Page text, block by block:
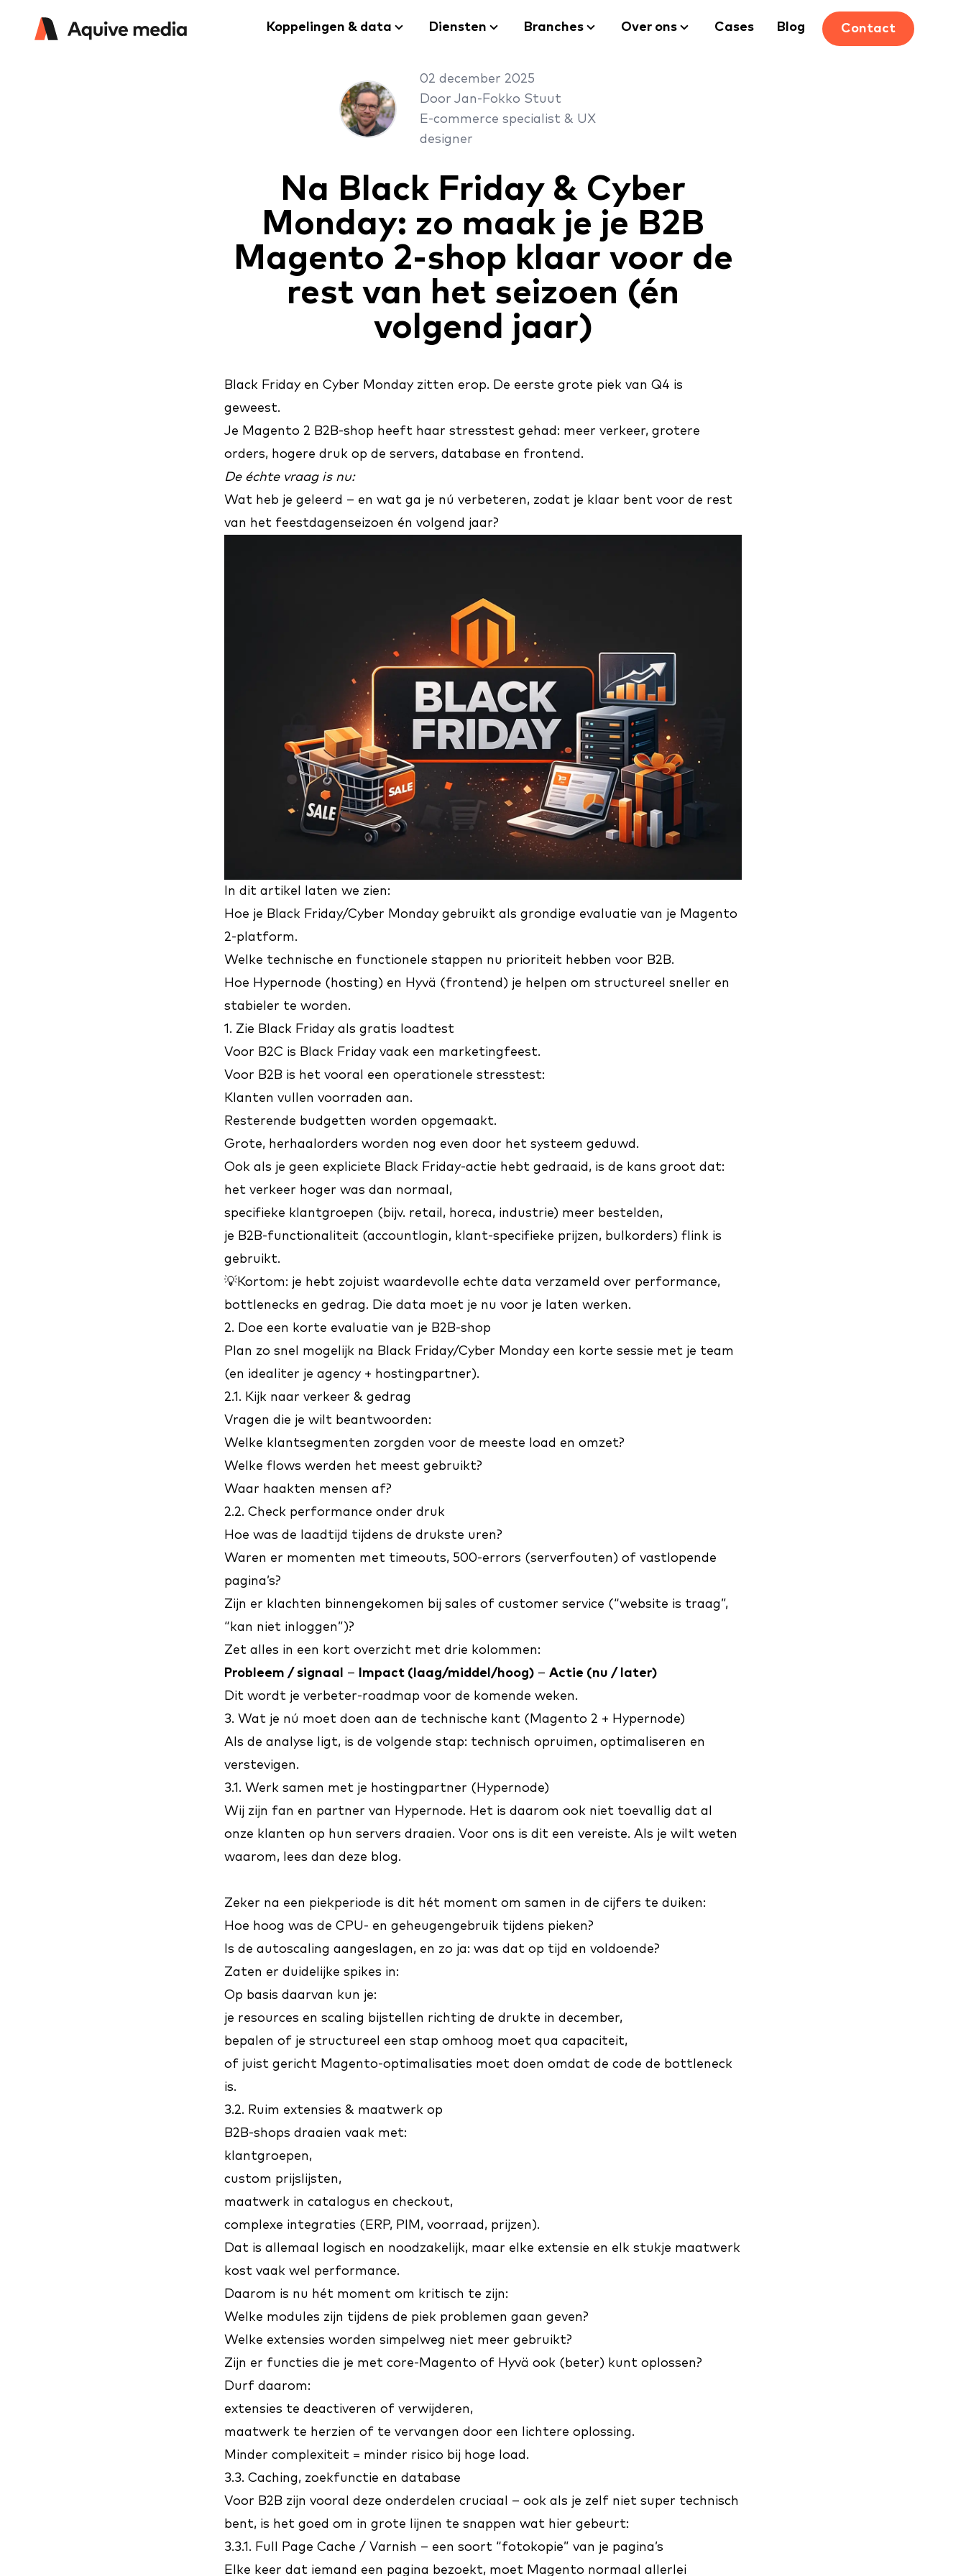
Koppelingen & data Diensten Branches Over ons Cases Blog Contact
02 december 2025
Door Jan-Fokko Stuut
E-commerce specialist & UX
designer
Na Black Friday & Cyber
Monday: zo maak je je B2B
Magento 2-shop klaar voor de
rest van het seizoen (én
volgend jaar)
Black Friday en Cyber Monday zitten erop. De eerste grote piek van Q4 is
geweest.
Je Magento 2 B2B-shop heeft haar stresstest gehad: meer verkeer, grotere
orders, hogere druk op de servers, database en frontend.
De échte vraag is nu:
Wat heb je geleerd – en wat ga je nú verbeteren, zodat je klaar bent voor de rest
van het feestdagenseizoen én volgend jaar?
In dit artikel laten we zien:
Hoe je Black Friday/Cyber Monday gebruikt als grondige evaluatie van je Magento
2-platform.
Welke technische en functionele stappen nu prioriteit hebben voor B2B.
Hoe Hypernode (hosting) en Hyvä (frontend) je helpen om structureel sneller en
stabieler te worden.
1. Zie Black Friday als gratis loadtest
Voor B2C is Black Friday vaak een marketingfeest.
Voor B2B is het vooral een operationele stresstest:
Klanten vullen voorraden aan.
Resterende budgetten worden opgemaakt.
Grote, herhaalorders worden nog even door het systeem geduwd.
Ook als je geen expliciete Black Friday-actie hebt gedraaid, is de kans groot dat:
het verkeer hoger was dan normaal,
specifieke klantgroepen (bijv. retail, horeca, industrie) meer bestelden,
je B2B-functionaliteit (accountlogin, klant-specifieke prijzen, bulkorders) flink is
gebruikt.
💡Kortom: je hebt zojuist waardevolle echte data verzameld over performance,
bottlenecks en gedrag. Die data moet je nu voor je laten werken.
2. Doe een korte evaluatie van je B2B-shop
Plan zo snel mogelijk na Black Friday/Cyber Monday een korte sessie met je team
(en idealiter je agency + hostingpartner).
2.1. Kijk naar verkeer & gedrag
Vragen die je wilt beantwoorden:
Welke klantsegmenten zorgden voor de meeste load en omzet?
Welke flows werden het meest gebruikt?
Waar haakten mensen af?
2.2. Check performance onder druk
Hoe was de laadtijd tijdens de drukste uren?
Waren er momenten met timeouts, 500-errors (serverfouten) of vastlopende
pagina’s?
Zijn er klachten binnengekomen bij sales of customer service (“website is traag”,
“kan niet inloggen”)?
Zet alles in een kort overzicht met drie kolommen:
Probleem / signaal
– Impact (laag/middel/hoog) – Actie (nu / later)
Dit wordt je verbeter-roadmap voor de komende weken.
3. Wat je nú moet doen aan de technische kant (Magento 2 + Hypernode)
Als de analyse ligt, is de volgende stap: technisch opruimen, optimaliseren en
verstevigen.
3.1. Werk samen met je hostingpartner (Hypernode)
Wij zijn fan en partner van Hypernode. Het is daarom ook niet toevallig dat al
onze klanten op hun servers draaien. Voor ons is dit een vereiste. Als je wilt weten
waarom, lees dan deze blog.
Zeker na een piekperiode is dit hét moment om samen in de cijfers te duiken:
Hoe hoog was de CPU- en geheugengebruik tijdens pieken?
Is de autoscaling aangeslagen, en zo ja: was dat op tijd en voldoende?
Zaten er duidelijke spikes in:
Op basis daarvan kun je:
je resources en scaling bijstellen richting de drukte in december,
bepalen of je structureel een stap omhoog moet qua capaciteit,
of juist gericht Magento-optimalisaties moet doen omdat de code de bottleneck
is.
3.2. Ruim extensies & maatwerk op
B2B-shops draaien vaak met:
klantgroepen,
custom prijslijsten,
maatwerk in catalogus en checkout,
complexe integraties (ERP, PIM, voorraad, prijzen).
Dat is allemaal logisch en noodzakelijk, maar elke extensie en elk stukje maatwerk
kost vaak wel performance.
Daarom is nu hét moment om kritisch te zijn:
Welke modules zijn tijdens de piek problemen gaan geven?
Welke extensies worden simpelweg niet meer gebruikt?
Zijn er functies die je met core-Magento of Hyvä ook (beter) kunt oplossen?
Durf daarom:
extensies te deactiveren of verwijderen,
maatwerk te herzien of te vervangen door een lichtere oplossing.
Minder complexiteit = minder risico bij hoge load.
3.3. Caching, zoekfunctie en database
Voor B2B zijn vooral deze onderdelen cruciaal – ook als je zelf niet super technisch
bent, is het goed om in grote lijnen te snappen wat hier gebeurt:
3.3.1. Full Page Cache / Varnish – een soort “fotokopie” van je pagina’s
Elke keer dat iemand een pagina bezoekt, moet Magento normaal allerlei